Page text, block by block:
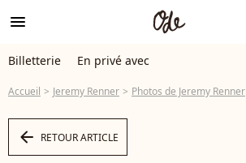
menu
Billetterie En privé avec
Accueil Jeremy Renner Photos de Jeremy Renner
arrow_left RETOUR ARTICLE